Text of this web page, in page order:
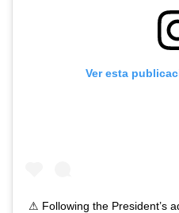
Ver esta
⚠ Following the President’s